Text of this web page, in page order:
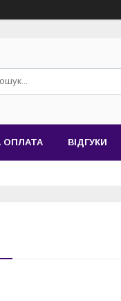
ОПЛАТА ВІДГУКИ